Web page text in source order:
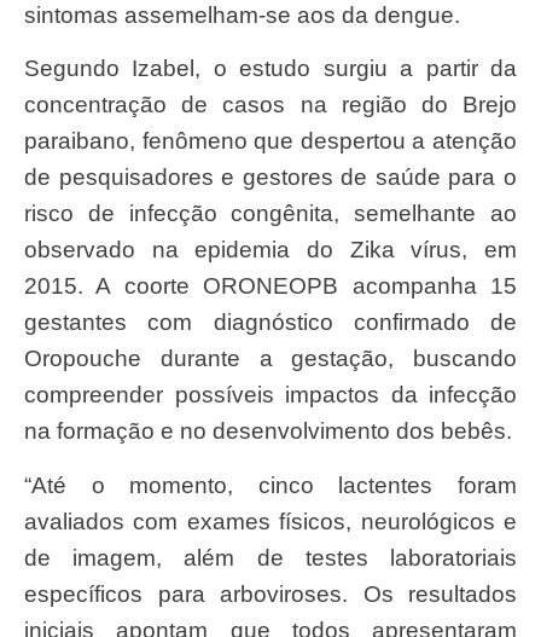
sintomas assemelham-se aos da dengue.
Segundo Izabel, o estudo surgiu a partir da
concentração de casos na região do Brejo
paraibano, fenômeno que despertou a atenção
de pesquisadores e gestores de saúde para o
risco de infecção congênita, semelhante ao
observado na epidemia do Zika vírus, em
2015. A coorte ORONEOPB acompanha 15
gestantes com diagnóstico confirmado de
Oropouche durante a gestação, buscando
compreender possíveis impactos da infecção
na formação e no desenvolvimento dos bebês.
“Até o momento, cinco lactentes foram
avaliados com exames físicos, neurológicos e
de imagem, além de testes laboratoriais
específicos para arboviroses. Os resultados
iniciais apontam que todos apresentaram